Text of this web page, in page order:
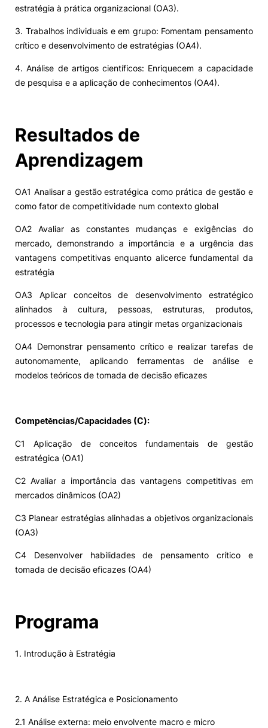
estratégia à prática organizacional (OA3).
3. Trabalhos individuais e em grupo: Fomentam pensamento
crítico e desenvolvimento de estratégias (OA4).
4. Análise de artigos científicos: Enriquecem a capacidade
de pesquisa e a aplicação de conhecimentos (OA4).
Resultados de
Aprendizagem
OA1 Analisar a gestão estratégica como prática de gestão e
como fator de competitividade num contexto global
OA2 Avaliar as constantes mudanças e exigências do
mercado, demonstrando a importância e a urgência das
vantagens competitivas enquanto alicerce fundamental da
estratégia
OA3 Aplicar conceitos de desenvolvimento estratégico
alinhados à cultura, pessoas, estruturas, produtos,
processos e tecnologia para atingir metas organizacionais
OA4 Demonstrar pensamento crítico e realizar tarefas de
autonomamente, aplicando ferramentas de análise e
modelos teóricos de tomada de decisão eficazes
Competências/Capacidades (C):
C1 Aplicação de conceitos fundamentais de gestão
estratégica (OA1)
C2 Avaliar a importância das vantagens competitivas em
mercados dinâmicos (OA2)
C3 Planear estratégias alinhadas a objetivos organizacionais
(OA3)
C4 Desenvolver habilidades de pensamento crítico e
tomada de decisão eficazes (OA4)
Programa
1. Introdução à Estratégia
2. A Análise Estratégica e Posicionamento
2.1 Análise externa: meio envolvente macro e micro